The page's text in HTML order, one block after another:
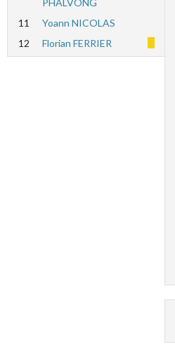
PHALVONG
11
Yoann NICOLAS
12
Florian FERRIER